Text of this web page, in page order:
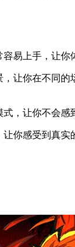
上手，让你
让你在不同的
让你不会感
感受到真实